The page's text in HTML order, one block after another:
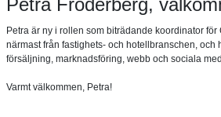
Petra Fröderberg,
Petra är ny i rollen som biträdande koordinator
närmast från fastighets- och hotellbranschen, och
försäljning, marknadsföring, webb och sociala
Varmt välkommen, Petra!